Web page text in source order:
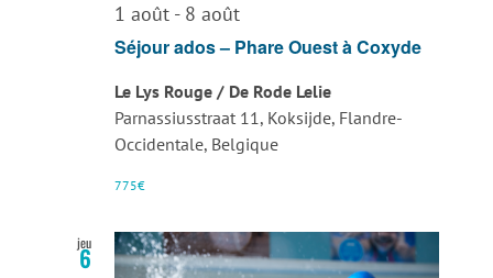
1 août- 8 août
Séjour ados – Phare Ouest à Coxyde
Le Lys Rouge / De Rode Lelie
Parnassiusstraat 11, Koksijde, Flandre-
Occidentale, Belgique
775€
jeu
6